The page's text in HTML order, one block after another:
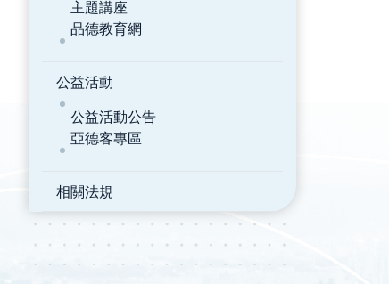
主題講座
品德教育網
公益活動
公益活動公告
亞德客專區
相關法規